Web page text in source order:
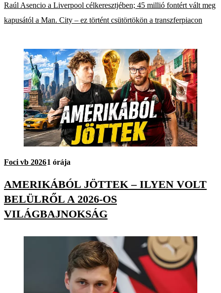
Raúl Asencio a Liverpool célkeresztjében; 45 millió fontért vált meg
kapusától a Man. City – ez történt csütörtökön a transzferpiacon
Foci vb 20261 órája
AMERIKÁBÓL JÖTTEK – ILYEN VOLT
BELÜLRŐL A 2026-OS
VILÁGBAJNOKSÁG